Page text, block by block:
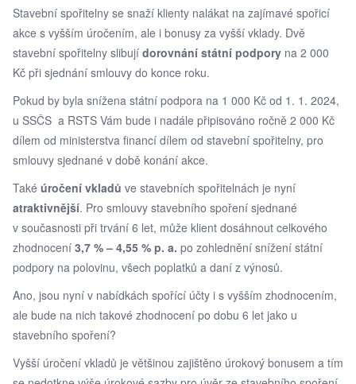
Stavební spořitelny se snaží klienty nalákat na zajímavé spořicí
akce s vyšším úročením, ale i bonusy za vyšší vklady. Dvě
stavební spořitelny slibují dorovnání státní podpory na 2 000
Kč při sjednání smlouvy do konce roku.
Pokud by byla snížena státní podpora na 1 000 Kč od 1. 1. 2024,
u SSČS a RSTS Vám bude i nadále připisováno ročně 2 000 Kč
dílem od ministerstva financí dílem od stavební spořitelny, pro
smlouvy sjednané v době konání akce.
Také úročení vkladů ve stavebních spořitelnách je nyní
atraktivnější. Pro smlouvy stavebního spoření sjednané
v současnosti při trvání 6 let, může klient dosáhnout celkového
zhodnocení 3,7 % – 4,55 % p. a. po zohlednění snížení státní
podpory na polovinu, všech poplatků a daní z výnosů.
Ano, jsou nyní v nabídkách spořící účty i s vyšším zhodnocením,
ale bude na nich takové zhodnocení po dobu 6 let jako u
stavebního spoření?
Vyšší úročení vkladů je většinou zajištěno úrokový bonusem a tím